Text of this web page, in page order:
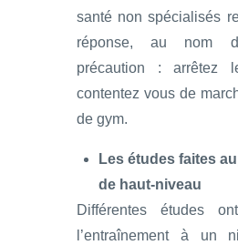
santé non spécialisés
réponse, au nom
précaution : arrêtez
contentez vous de
de gym.
Les études faites
de haut-niveau
Différentes études
l’entraînement à un